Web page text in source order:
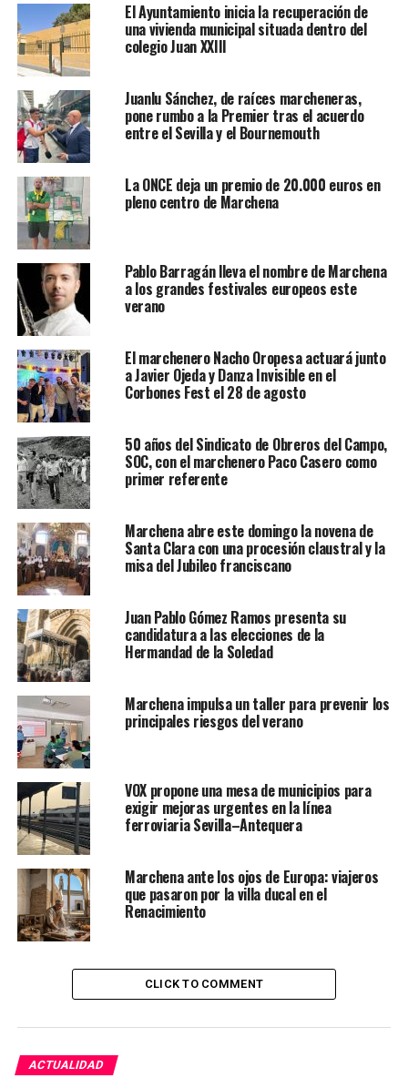
El Ayuntamiento inicia la recuperación de
una vivienda municipal situada dentro del
colegio Juan XXIII
Juanlu Sánchez, de raíces marcheneras,
pone rumbo a la Premier tras el acuerdo
entre el Sevilla y el Bournemouth
La ONCE deja un premio de 20.000 euros en
pleno centro de Marchena
Pablo Barragán lleva el nombre de Marchena
a los grandes festivales europeos este
verano
El marchenero Nacho Oropesa actuará junto
a Javier Ojeda y Danza Invisible en el
Corbones Fest el 28 de agosto
50 años del Sindicato de Obreros del Campo,
SOC, con el marchenero Paco Casero como
primer referente
Marchena abre este domingo la novena de
Santa Clara con una procesión claustral y la
misa del Jubileo franciscano
Juan Pablo Gómez Ramos presenta su
candidatura a las elecciones de la
Hermandad de la Soledad
Marchena impulsa un taller para prevenir los
principales riesgos del verano
VOX propone una mesa de municipios para
exigir mejoras urgentes en la línea
ferroviaria Sevilla–Antequera
Marchena ante los ojos de Europa: viajeros
que pasaron por la villa ducal en el
Renacimiento
CLICK TO COMMENT
ACTUALIDAD